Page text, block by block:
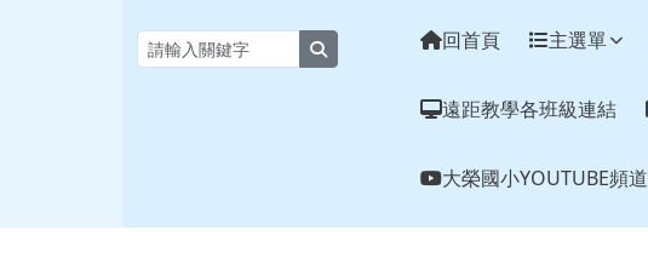
花蓮縣大榮國小全球資訊網
回首頁 主選單
遠距教學各班級連結
大榮國小YOUTUBE頻道